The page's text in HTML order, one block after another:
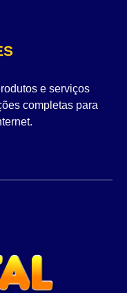
e serviços
completas para